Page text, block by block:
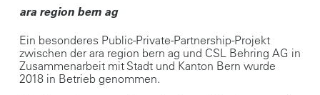
ara region bern ag
Ein besonderes Public-Private-Partnership-Projekt
zwischen der ara region bern ag und CSL Behring AG in
Zusammenarbeit mit Stadt und Kanton Bern wurde
2018 in Betrieb genommen.